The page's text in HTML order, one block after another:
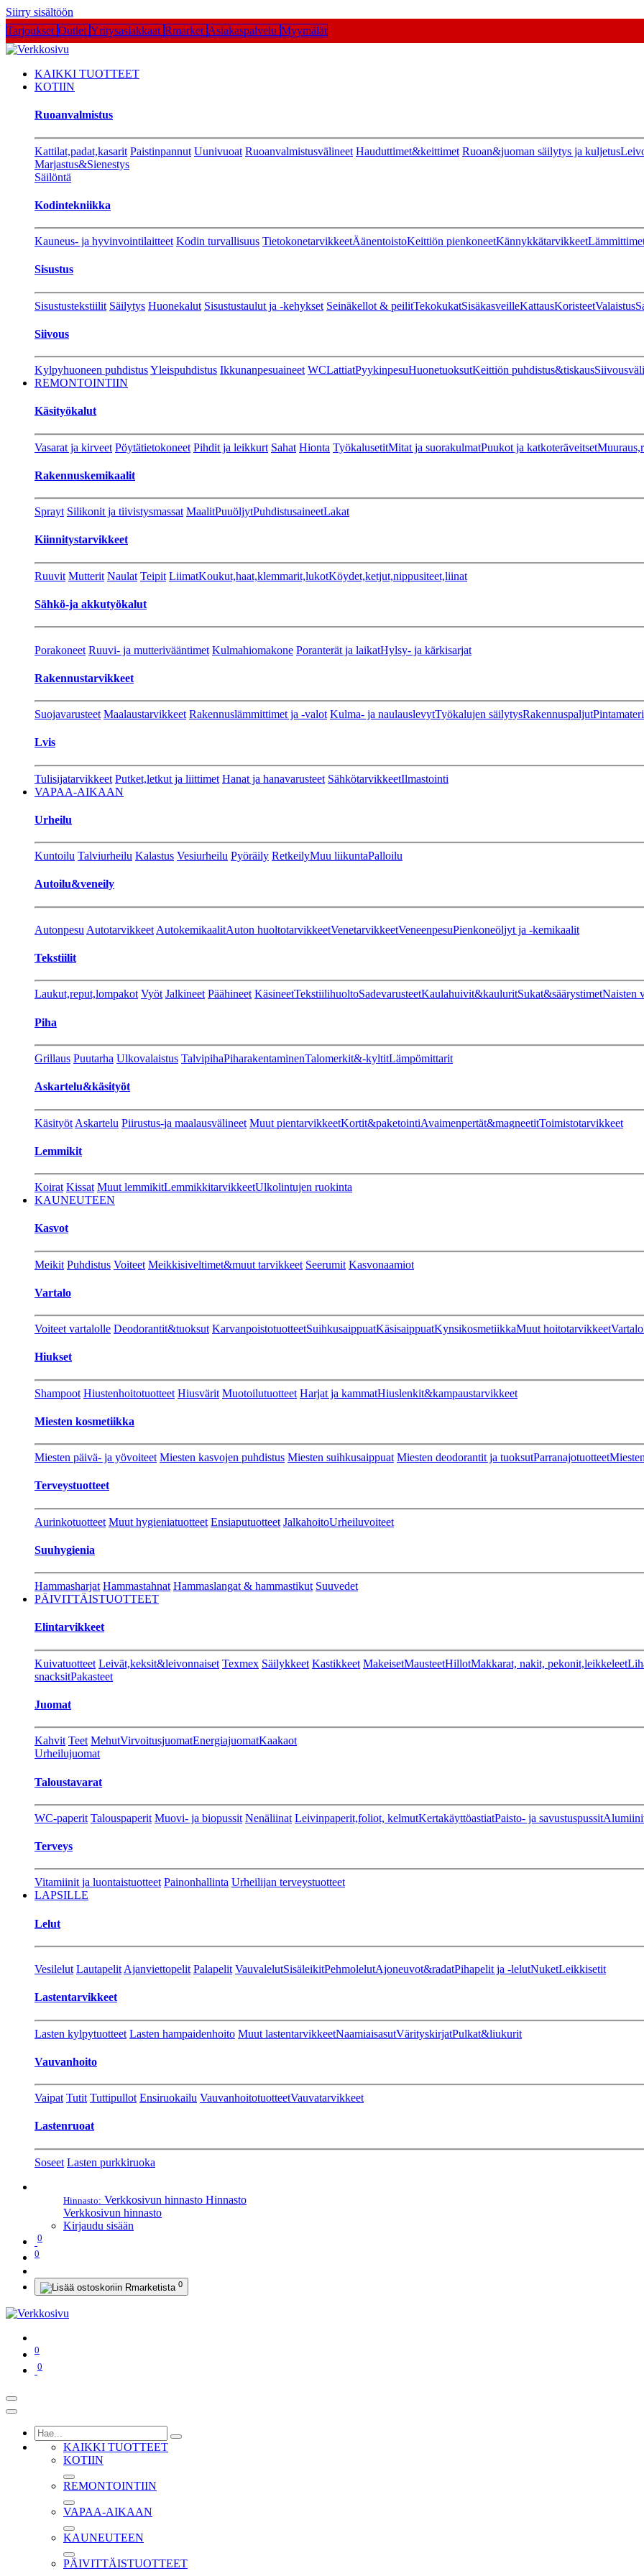
Siirry sisältöön
Tarjoukset Outlet Yritysasiakkaat Rmarket Asiakaspalvelu Myymälät
KAIKKI TUOTTEET
KOTIIN
Ruoanvalmistus
Kattilat,padat,kasarit Paistinpannut Uunivuoat Ruoanvalmistusvälineet Hauduttimet&keittimet Ruoan&juoman säilytys ja kuljetus
Marjastus&Sienestys
Säilöntä
Kodintekniikka
Kauneus- ja hyvinvointilaitteet Kodin turvallisuus TietokonetarvikkeetÄänentoistoKeittiön pienkoneetKännykkätarvikkeet
Sisustus
Sisustustekstiilit Säilytys Huonekalut Sisustustaulut ja -kehykset Seinäkellot & peilitTekokukatSisäkasveilleKattausKoristeetValaistus
Siivous
Kylpyhuoneen puhdistusYleispuhdistus Ikkunanpesuaineet WCLattiatPyykinpesuHuonetuoksutKeittiön puhdistus&tiskaus
REMONTOINTIIN
Käsityökalut
Vasarat ja kirveet Pöytätietokoneet Pihdit ja leikkurt Sahat Hionta TyökalusetitMitat ja suorakulmatPuukot ja katkoteräveitset
Rakennuskemikaalit
Sprayt Silikonit ja tiivistysmassat MaalitPuuöljytPuhdistusaineetLakat
Kiinnitystarvikkeet
Ruuvit Mutterit Naulat Teipit LiimatKoukut,haat,klemmarit,lukotKöydet,ketjut,nippusiteet,liinat
Sähkö-ja akkutyökalut
Porakoneet Ruuvi- ja mutterivääntimet Kulmahiomakone Poranterät ja laikatHylsy- ja kärkisarjat
Rakennustarvikkeet
Suojavarusteet Maalaustarvikkeet Rakennuslämmittimet ja -valot Kulma- ja naulauslevytTyökalujen säilytysRakennuspaljut
Lvis
Tulisijatarvikkeet Putket,letkut ja liittimet Hanat ja hanavarusteet SähkötarvikkeetIlmastointi
VAPAA-AIKAAN
Urheilu
Kuntoilu Talviurheilu Kalastus Vesiurheilu Pyöräily RetkeilyMuu liikuntaPalloilu
Autoilu&veneily
Autonpesu Autotarvikkeet AutokemikaalitAuton huoltotarvikkeetVenetarvikkeetVeneenpesuPienkoneöljyt ja -kemikaalit
Tekstiilit
Laukut,reput,lompakot Vyöt Jalkineet Päähineet KäsineetTekstiilihuoltoSadevarusteetKaulahuivit&kauluritSukat&säärystimetNaisten
Piha
Grillaus Puutarha Ulkovalaistus TalvipihaPiharakentaminenTalomerkit&-kyltitLämpömittarit
Askartelu&käsityöt
Käsityöt Askartelu Piirustus-ja maalausvälineet Muut pientarvikkeetKortit&paketointiAvaimenpertät&magneetitToimistotarvikkeet
Lemmikit
Koirat Kissat Muut lemmikitLemmikkitarvikkeetUlkolintujen ruokinta
KAUNEUTEEN
Kasvot
Meikit Puhdistus Voiteet Meikkisiveltimet&muut tarvikkeet Seerumit Kasvonaamiot
Vartalo
Voiteet vartalolle Deodorantit&tuoksut KarvanpoistotuotteetSuihkusaippuatKäsisaippuatKynsikosmetiikkaMuut hoitotarvikkeet
Hiukset
Shampoot Hiustenhoitotuotteet Hiusvärit Muotoilutuotteet Harjat ja kammatHiuslenkit&kampaustarvikkeet
Miesten kosmetiikka
Miesten päivä- ja yövoiteet Miesten kasvojen puhdistus Miesten suihkusaippuat Miesten deodorantit ja tuoksutParranajotuotteet
Terveystuotteet
Aurinkotuotteet Muut hygieniatuotteet Ensiaputuotteet JalkahoitoUrheiluvoiteet
Suuhygienia
Hammasharjat Hammastahnat Hammaslangat & hammastikut Suuvedet
PÄIVITTÄISTUOTTEET
Elintarvikkeet
Kuivatuotteet Leivät,keksit&leivonnaiset Texmex Säilykkeet Kastikkeet MakeisetMausteetHillotMakkarat, nakit, pekonit,leikkeleet
snacksitPakasteet
Juomat
Kahvit Teet MehutVirvoitusjuomatEnergiajuomatKaakaot
Urheilujuomat
Taloustavarat
WC-paperit Talouspaperit Muovi- ja biopussit Nenäliinat Leivinpaperit,foliot, kelmutKertakäyttöastiatPaisto- ja savustuspussit
Terveys
Vitamiinit ja luontaistuotteet Painonhallinta Urheilijan terveystuotteet
LAPSILLE
Lelut
Vesilelut Lautapelit Ajanviettopelit Palapelit VauvalelutSisäleikitPehmolelutAjoneuvot&radatPihapelit ja -lelutNuketLeikkisetit
Lastentarvikkeet
Lasten kylpytuotteet Lasten hampaidenhoito Muut lastentarvikkeetNaamiaisasutVärityskirjatPulkat&liukurit
Vauvanhoito
Vaipat Tutit Tuttipullot Ensiruokailu VauvanhoitotuotteetVauvatarvikkeet
Lastenruoat
Soseet Lasten purkkiruoka
Hinnasto: Verkkosivun hinnasto Hinnasto
Verkkosivun hinnasto
Kirjaudu sisään
0
0
0
0
0
KAIKKI TUOTTEET
KOTIIN
REMONTOINTIIN
VAPAA-AIKAAN
KAUNEUTEEN
PÄIVITTÄISTUOTTEET